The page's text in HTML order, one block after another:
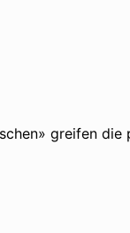
greifen die